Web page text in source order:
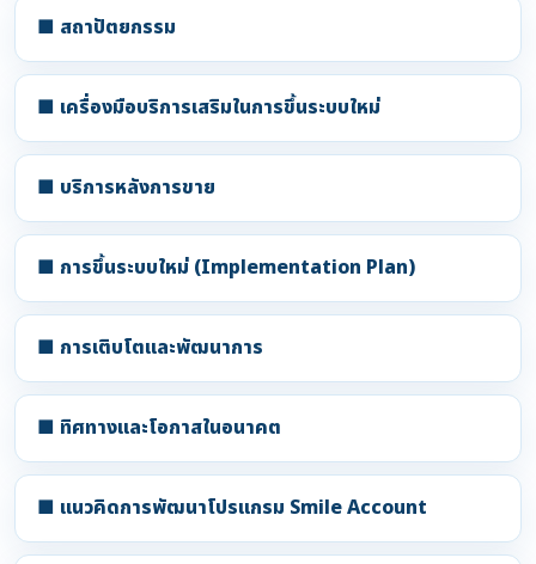
■ สถาปัตยกรรม
■ เครื่องมือบริการเสริมในการขึ้นระบบใหม่
■ บริการหลังการขาย
■ การขึ้นระบบใหม่ (Implementation Plan)
■ การเติบโตและพัฒนาการ
■ ทิศทางและโอกาสในอนาคต
■ แนวคิดการพัฒนาโปรแกรม Smile Account